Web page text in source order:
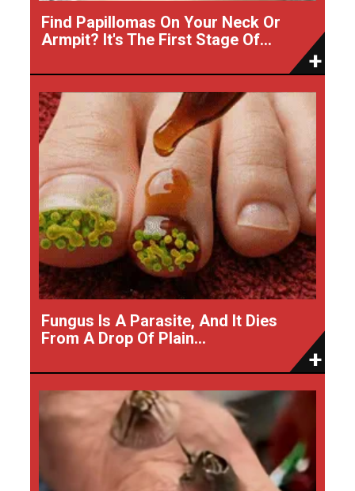
Find Papillomas On Your Neck Or
Armpit? It's The First Stage Of...
Fungus Is A Parasite, And It Dies
From A Drop Of Plain...